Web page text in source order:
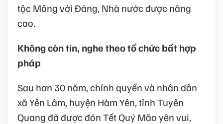
tộc Mông với Đảng, Nhà nước được nâng
cao.
Không còn tin, nghe theo tổ chức bất hợp
pháp
Sau hơn 30 năm, chính quyền và nhân dân
xã Yên Lâm, huyện Hàm Yên, tỉnh Tuyên
Quang đã được đón Tết Quý Mão yên vui,